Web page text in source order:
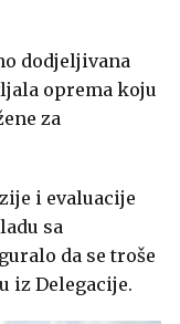
dodjeljivana
oprema koju
za
i evaluacije
sa
da se troše
iz Delegacije.